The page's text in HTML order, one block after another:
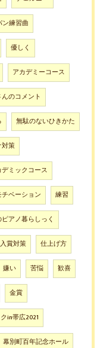
ン練習曲
優しく
アカデミーコース
のコメント
無駄のないひきかた
対策
デミックコース
ベーション 練習
アノ暮らしっく
入賞対策 仕上げ方
嫌い 苦悩 歓喜
金賞
in帯広2021
幕別町百年記念ホール